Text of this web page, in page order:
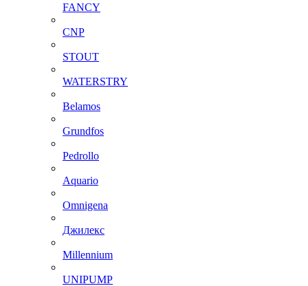
FANCY
CNP
STOUT
WATERSTRY
Belamos
Grundfos
Pedrollo
Aquario
Omnigena
Джилекс
Millennium
UNIPUMP